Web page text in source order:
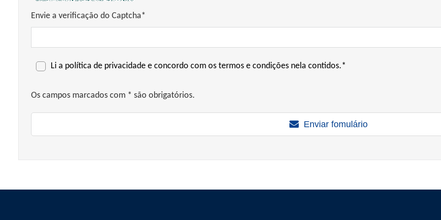
Envie a verificação do Captcha*
Li a política de privacidade e concordo com os termos e condições nela contidos.*
Os campos marcados com * são obrigatórios.
Enviar fomulário